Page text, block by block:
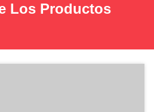
Los Productos